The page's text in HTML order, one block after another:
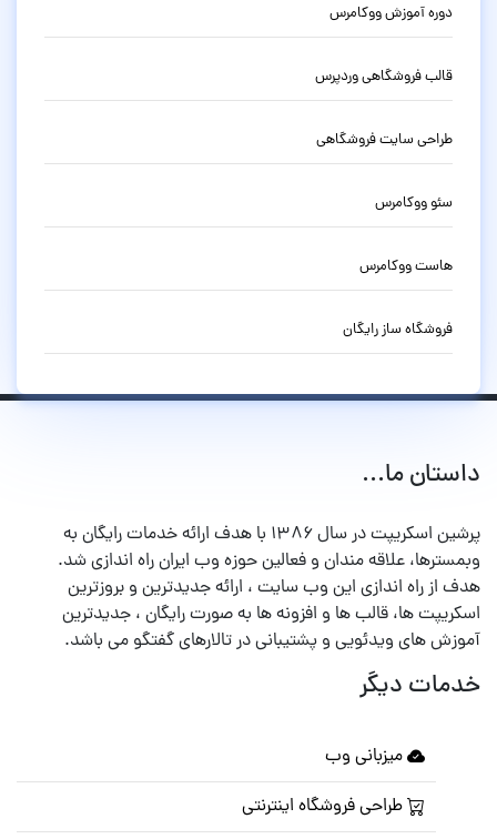
دوره آموزش ووکامرس
قالب فروشگاهی وردپرس
طراحی سایت فروشگاهی
سئو ووکامرس
هاست ووکامرس
فروشگاه ساز رایگان
داستان ما...
پرشین اسکریپت در سال ۱۳۸۶ با هدف ارائه خدمات رایگان به
وبمسترها، علاقه مندان و فعالین حوزه وب ایران راه اندازی شد.
هدف از راه اندازی این وب سایت ، ارائه جدیدترین و بروزترین
اسکریپت ها، قالب ها و افزونه ها به صورت رایگان ، جدیدترین
آموزش های ویدئویی و پشتیبانی در تالارهای گفتگو می باشد.
خدمات دیگر
میزبانی وب
طراحی فروشگاه اینترنتی